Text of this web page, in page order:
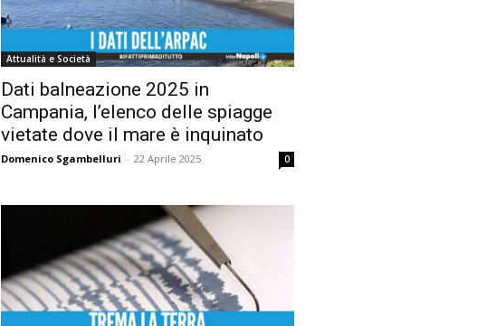
Attualità e Società
Dati balneazione 2025 in
Campania, l’elenco delle spiagge
vietate dove il mare è inquinato
Domenico Sgambelluri - 22 Aprile 2025 0